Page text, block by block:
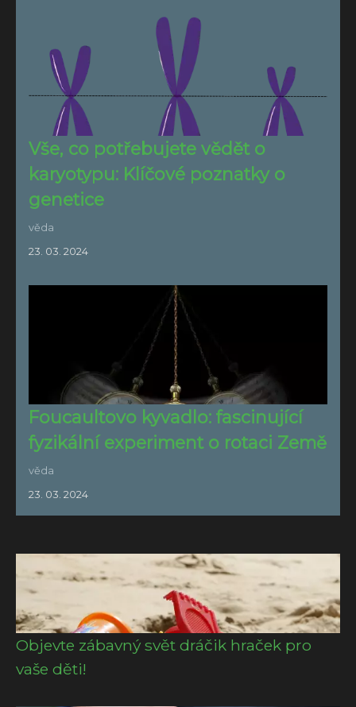
Vše, co potřebujete vědět o
karyotypu: Klíčové poznatky o
genetice
věda
23. 03. 2024
Foucaultovo kyvadlo: fascinující
fyzikální experiment o rotaci Země
věda
23. 03. 2024
Objevte zábavný svět dráčik hraček pro
vaše děti!